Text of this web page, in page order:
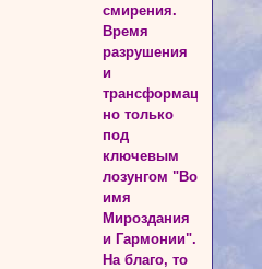
смирения.
Время
разрушения
и
трансформации,
но только
под
ключевым
лозунгом "Во
имя
Мироздания
и Гармонии".
На благо, то